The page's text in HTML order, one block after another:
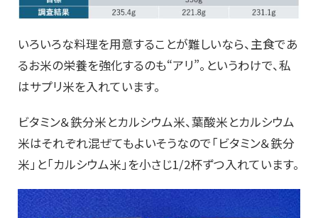
いろいろな料理を用意することが難しいなら、主食であ
るお米の栄養を強化するのも“アリ”。というわけで、私
はサプリ米を入れています。
ビタミン＆鉄分米とカルシウム米、葉酸米とカルシウム
米はそれぞれ混ぜてもよいそうなので「ビタミン＆鉄分
米」と「カルシウム米」を小さじ1/2杯ずつ入れています。